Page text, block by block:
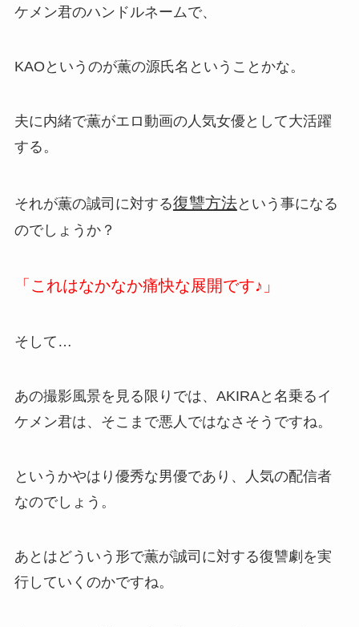
ケメン君のハンドルネームで、
KAOというのが薫の源氏名ということかな。
夫に内緒で薫がエロ動画の人気女優として大活躍
する。
それが薫の誠司に対する復讐方法という事になる
のでしょうか？
「これはなかなか痛快な展開です♪」
そして…
あの撮影風景を見る限りでは、AKIRAと名乗るイ
ケメン君は、そこまで悪人ではなさそうですね。
というかやはり優秀な男優であり、人気の配信者
なのでしょう。
あとはどういう形で薫が誠司に対する復讐劇を実
行していくのかですね。